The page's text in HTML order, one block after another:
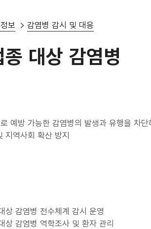
보 감염병 감시 및 대응
종 대상 감염병
예방 가능한 감염병의 발생과 유행을 차
지역사회 확산 방지
상 감염병 전수체계 감시 운영
상 감염병 역학조사 및 환자 관리